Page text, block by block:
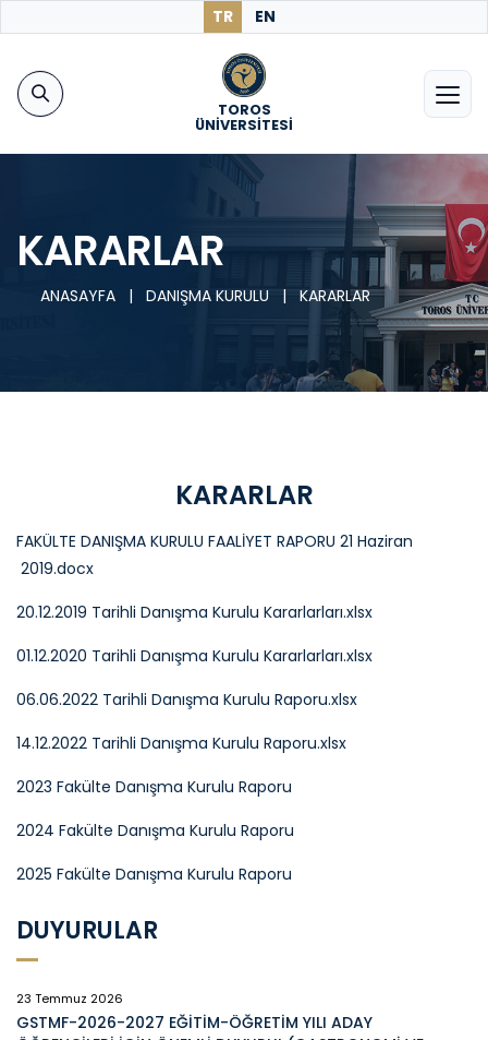
TR EN
TOROS
ÜNİVERSİTESİ
KARARLAR
ANASAYFA | DANIŞMA KURULU | KARARLAR
KARARLAR
FAKÜLTE DANIŞMA KURULU FAALİYET RAPORU 21 Haziran
2019.docx
20.12.2019 Tarihli Danışma Kurulu Kararlarları.xlsx
01.12.2020 Tarihli Danışma Kurulu Kararlarları.xlsx
06.06.2022 Tarihli Danışma Kurulu Raporu.xlsx
14.12.2022 Tarihli Danışma Kurulu Raporu.xlsx
2023 Fakülte Danışma Kurulu Raporu
2024 Fakülte Danışma Kurulu Raporu
2025 Fakülte Danışma Kurulu Raporu
DUYURULAR
23 Temmuz 2026
GSTMF-2026-2027 EĞİTİM-ÖĞRETİM YILI ADAY